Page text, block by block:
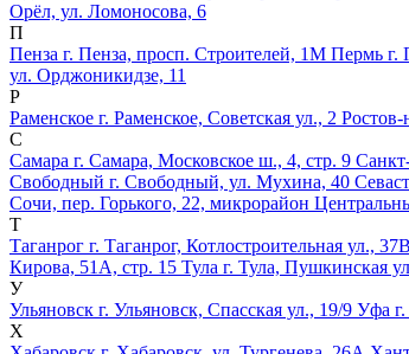
Орёл, ул. Ломоносова, 6
П
Пенза г. Пенза, просп. Строителей, 1М Пермь г.
ул. Орджоникидзе, 11
Р
Раменское г. Раменское, Советская ул., 2
С
Самара г. Самара, Московское ш., 4, стр. 9
Свободный г. Свободный, ул. Мухина, 40
Сочи, пер. Горького, 22, микрорайон
Т
Таганрог г. Таганрог, Котлостроительная ул., 37В
Кирова, 51А, стр. 15 Тула г. Тула, Пушкинская
У
Ульяновск г. Ульяновск, Спасская ул., 19/9 Уфа
Х